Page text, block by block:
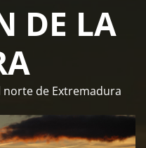
DE LA
de Extremadura